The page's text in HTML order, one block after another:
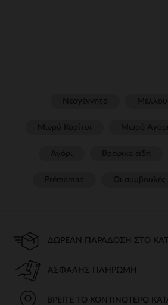
ΔΩΡΕΆΝ ΠΑΡΆΔΟΣΗ ΣΤΟ
ΑΣΦΑΛΉΣ ΠΛΗΡΩΜΉ
ΒΡΕΊΤΕ ΤΟ ΚΟΝΤΙΝΌΤΕΡΟ